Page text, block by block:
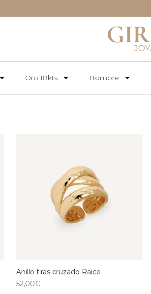
Oro 18kts Hombre
Anillo tiras cruzado Raice
52,00€